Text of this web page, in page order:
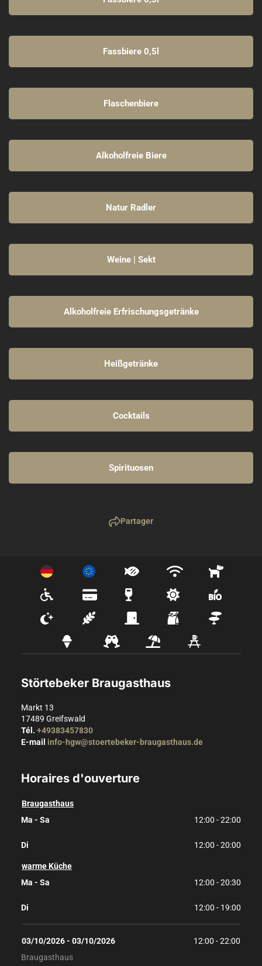
Fassbiere 0,5l
Flaschenbiere
Alkoholfreie Biere
Natur Radler
Weine | Sekt
Alkoholfreie Erfrischungsgetränke
Heißgetränke
Cocktails
Spirituosen
Partager
Störtebeker Braugasthaus
Markt 13
17489 Greifswald
Tél. +49383457830
E-mail info-hgw@stoertebeker-braugasthaus.de
Horaires d'ouverture
Braugasthaus
Ma - Sa
12:00 - 22:00
Di 12:00 - 20:00
warme Küche
Ma - Sa
12:00 - 20:30
Di 12:00 - 19:00
03/10/2026 - 03/10/2026 12:00 - 22:00
Braugasthaus